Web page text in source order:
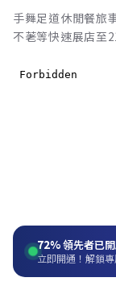
手舞足道休閒餐旅
不荖等快速展店至
72%領先者已
立即開通！解鎖